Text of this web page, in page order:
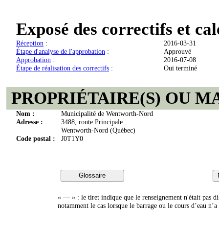
Exposé des correctifs et
Réception :
2016-03-31
Étape d'analyse de l'approbation :
Approuvé
Approbation :
2016-07-08
Étape de réalisation des correctifs : Oui terminé
PROPRIÉTAIRE(S) OU
Nom :
Municipalité de Wentworth-Nord
Adresse :
3488, route Principale
Wentworth-Nord (Québec)
Code postal :
J0T1Y0
« — » : le tiret indique que le renseignement n'était pas
notamment le cas lorsque le barrage ou le cours d’eau